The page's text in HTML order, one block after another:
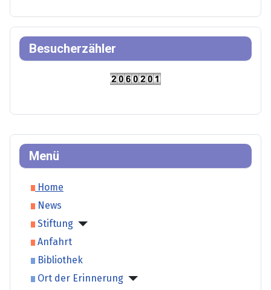
Menü
Home
News
Stiftung
Anfahrt
Bibliothek
Ort der Erinnerung
Besucherzähler